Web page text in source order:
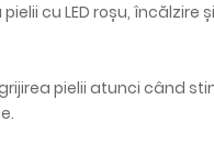
pielii cu LED roșu, încălzire
pielii atunci când